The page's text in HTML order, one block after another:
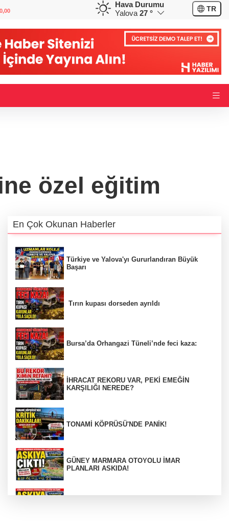
%0,12
CHF
58,5630
Hava Durumu
Yalova 27 ° TR
özel eğitim
En Çok Okunan Haberler
Türkiye ve Yalova'yı Gururlandıran Büyük
Başarı
Tırın kupası dorseden ayrıldı
Bursa’da Orhangazi Tüneli’nde feci kaza:
İHRACAT REKORU VAR, PEKİ EMEĞİN
KARŞILIĞI NEREDE?
TONAMİ KÖPRÜSÜ'NDE PANİK!
GÜNEY MARMARA OTOYOLU İMAR
PLANLARI ASKIDA!